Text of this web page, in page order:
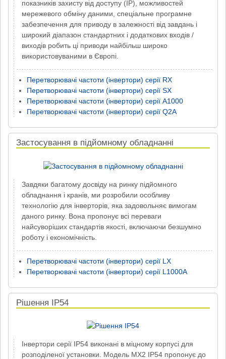
показників захисту від доступу (IP), можливостей
мережевого обміну даними, спеціальне програмне
забезпечення для приводу в залежності від завдань і
широкий діапазон стандартних і додаткових входів /
виходів робить ці приводи найбільш широко
використовуваними в Європі.
Перетворювачі частоти (інвертори) серії RX
Перетворювачі частоти (інвертори) серії SX
Перетворювачі частоти (інвертори) серії A1000
Перетворювачі частоти (інвертори) серії Q2A
Застосування в підйомному обладнанні
Завдяки багатому досвіду на ринку підйомного
обладнання і кранів, ми розробили особливу
технологію для інверторів, яка задовольняє вимогам
даного ринку. Вона пропонує всі переваги
найсуворіших стандартів якості, включаючи безшумно
роботу і економічність.
Перетворювачі частоти (інвертори) серії LX
Перетворювачі частоти (інвертори) серії L1000A
Рішення IP54
Інвертори серії IP54 виконані в міцному корпусі для
розподіленої установки. Модель MX2 IP54 пропонує до